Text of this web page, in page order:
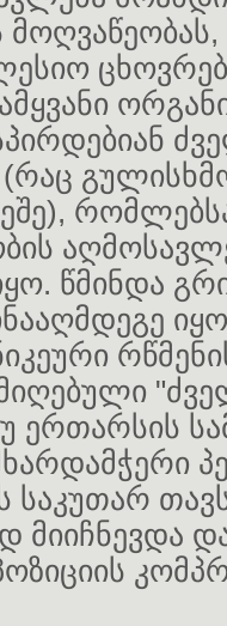
(რაც
წმინდა
საკუთარ